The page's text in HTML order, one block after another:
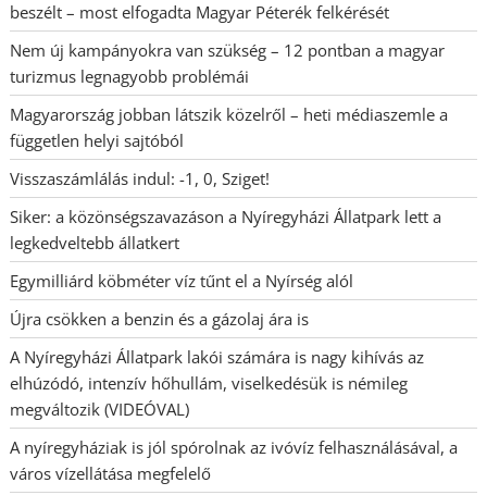
beszélt – most elfogadta Magyar Péterék felkérését
Nem új kampányokra van szükség – 12 pontban a magyar
turizmus legnagyobb problémái
Magyarország jobban látszik közelről – heti médiaszemle a
független helyi sajtóból
Visszaszámlálás indul: -1, 0, Sziget!
Siker: a közönségszavazáson a Nyíregyházi Állatpark lett a
legkedveltebb állatkert
Egymilliárd köbméter víz tűnt el a Nyírség alól
Újra csökken a benzin és a gázolaj ára is
A Nyíregyházi Állatpark lakói számára is nagy kihívás az
elhúzódó, intenzív hőhullám, viselkedésük is némileg
megváltozik (VIDEÓVAL)
A nyíregyháziak is jól spórolnak az ivóvíz felhasználásával, a
város vízellátása megfelelő